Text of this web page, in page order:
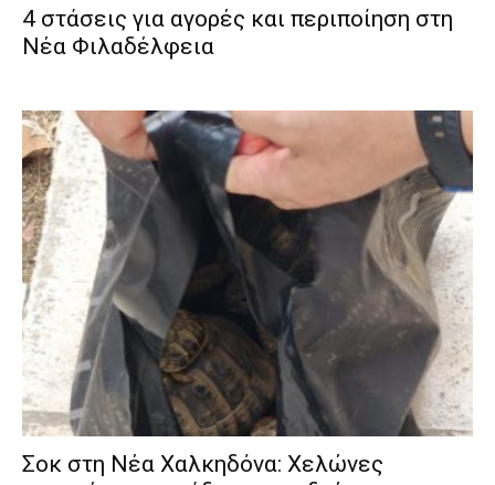
4 στάσεις για αγορές και περιποίηση στη
Νέα Φιλαδέλφεια
Σοκ στη Νέα Χαλκηδόνα: Χελώνες